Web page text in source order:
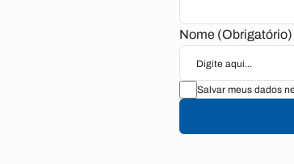
Nome (Obrigatório)
Salvar meus dados